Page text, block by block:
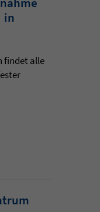
in
findet alle